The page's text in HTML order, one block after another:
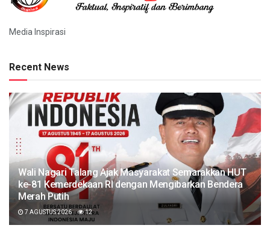
Media Inspirasi
Recent News
Wali Nagari Talang Ajak Masyarakat Semarakkan HUT
ke-81 Kemerdekaan RI dengan Mengibarkan Bendera
Merah Putih
7 AGUSTUS 2026 12